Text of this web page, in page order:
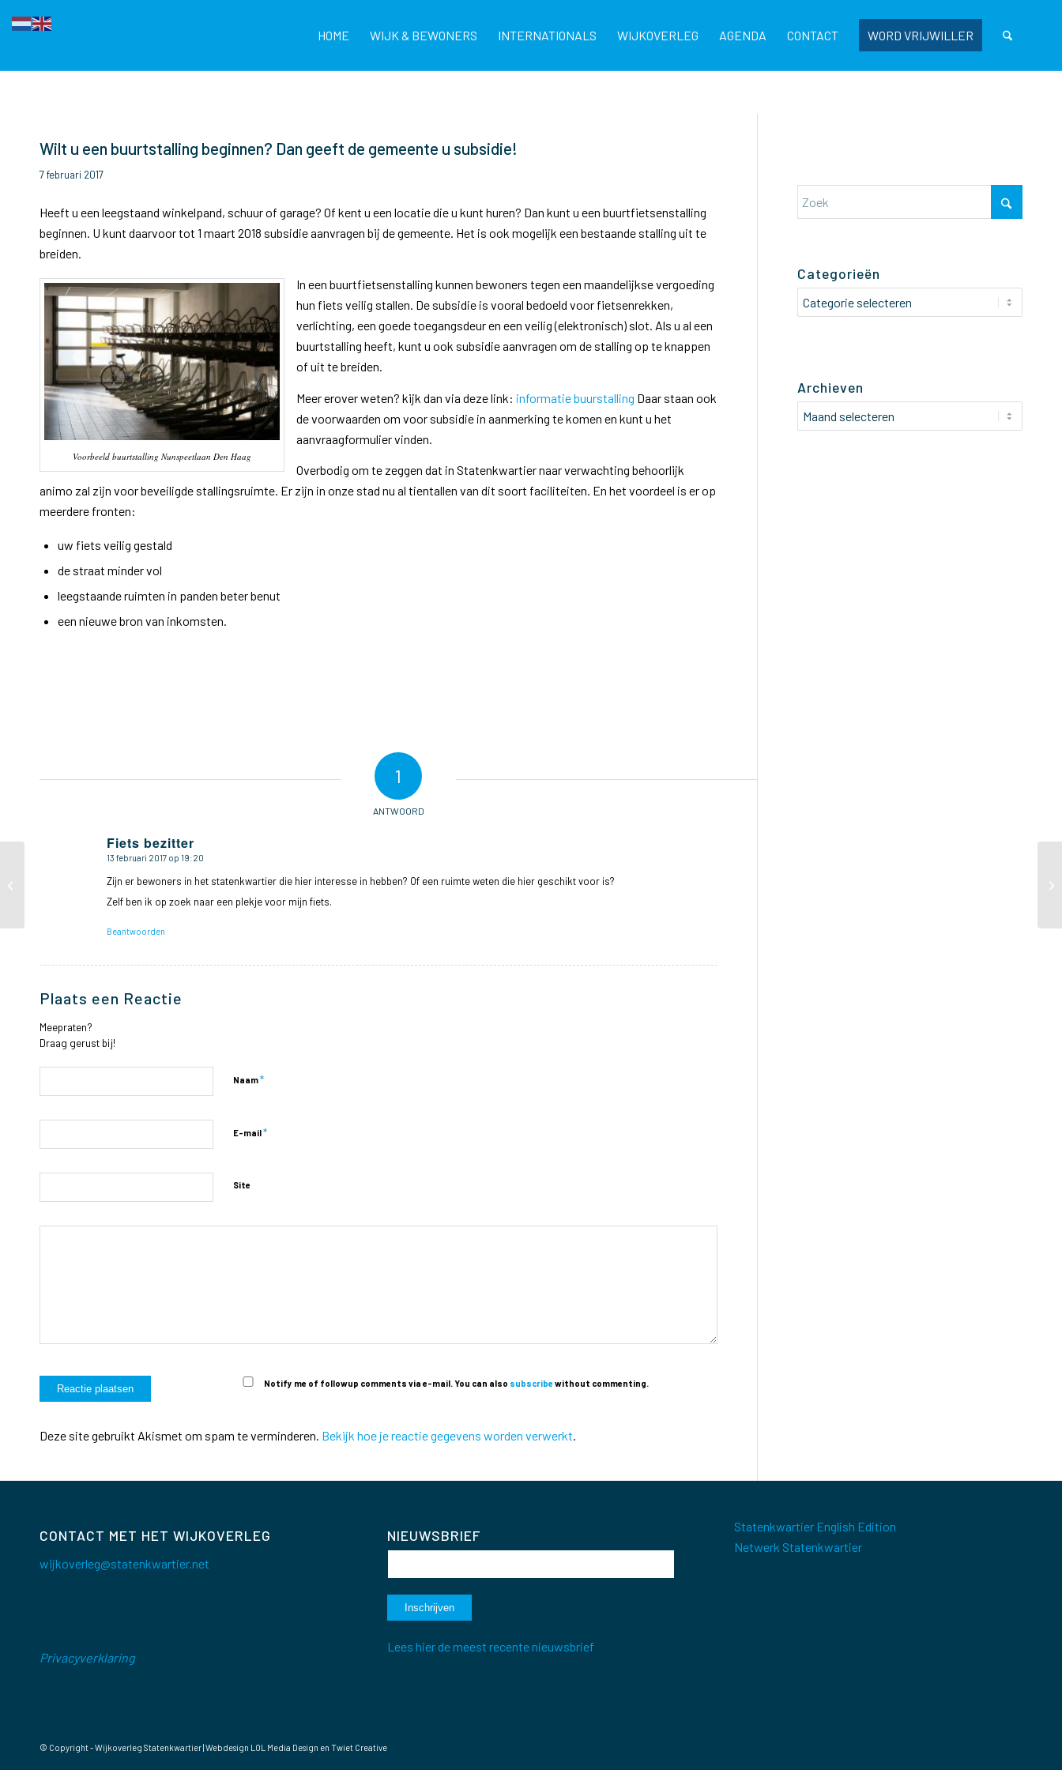
HOME WIJK & BEWONERS INTERNATIONALS WIJKOVERLEG AGENDA CONTACT WORD VRIJWILLER
Wilt u een buurtstalling beginnen? Dan geeft de gemeente u subsidie!
7 februari 2017
Heeft u een leegstaand winkelpand, schuur of garage? Of kent u een locatie die u kunt huren? Dan kunt u een buurtfietsenstalling
beginnen. U kunt daarvoor tot 1 maart 2018 subsidie aanvragen bij de gemeente. Het is ook mogelijk een bestaande stalling uit te
breiden.
Voorbeeld buurtstalling Nunspeetlaan Den Haag
In een buurtfietsenstalling kunnen bewoners tegen een maandelijkse vergoeding
hun fiets veilig stallen. De subsidie is vooral bedoeld voor fietsenrekken,
verlichting, een goede toegangsdeur en een veilig (elektronisch) slot. Als u al een
buurtstalling heeft, kunt u ook subsidie aanvragen om de stalling op te knappen
of uit te breiden.
Meer erover weten? kijk dan via deze link: informatie buurstalling Daar staan ook
de voorwaarden om voor subsidie in aanmerking te komen en kunt u het
aanvraagformulier vinden.
Overbodig om te zeggen dat in Statenkwartier naar verwachting behoorlijk
animo zal zijn voor beveiligde stallingsruimte. Er zijn in onze stad nu al tientallen van dit soort faciliteiten. En het voordeel is er op
meerdere fronten:
uw fiets veilig gestald
de straat minder vol
leegstaande ruimten in panden beter benut
een nieuwe bron van inkomsten.
1
ANTWOORD
Fiets bezitter
zegt:
13 februari 2017 op 19:20
Zijn er bewoners in het statenkwartier die hier interesse in hebben? Of een ruimte weten die hier geschikt voor is?
Zelf ben ik op zoek naar een plekje voor mijn fiets.
Beantwoorden
Plaats een Reactie
Meepraten?
Draag gerust bij!
Naam*
E-mail*
Site
Notify me of followup comments via e-mail. You can also subscribewithout commenting.
Deze site gebruikt Akismet om spam te verminderen. Bekijk hoe je reactie gegevens worden verwerkt.
Categorieën
Categorieën
Archieven
CONTACT MET HET WIJKOVERLEG
wijkoverleg@statenkwartier.net
Privacyverklaring
NIEUWSBRIEF
Lees hier de meest recente nieuwsbrief
Statenkwartier English Edition
Netwerk Statenkwartier
© Copyright - Wijkoverleg Statenkwartier | Webdesign LOL Media Design en Twiet Creative
Conference World